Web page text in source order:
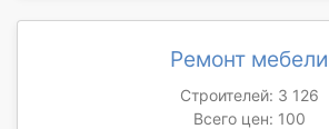
Ремонт мебели
Строителей: 3 126
Всего цен: 100